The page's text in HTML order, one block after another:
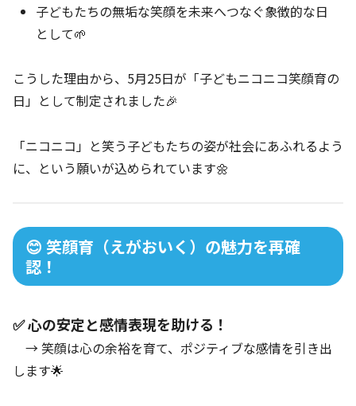
子どもたちの無垢な笑顔を未来へつなぐ象徴的な日
として🌱
こうした理由から、5月25日が「子どもニコニコ笑顔育の
日」として制定されました🎉
「ニコニコ」と笑う子どもたちの姿が社会にあふれるよう
に、という願いが込められています🌼
😊 笑顔育（えがおいく）の魅力を再確
認！
✅ 心の安定と感情表現を助ける！
→ 笑顔は心の余裕を育て、ポジティブな感情を引き出
します🌟